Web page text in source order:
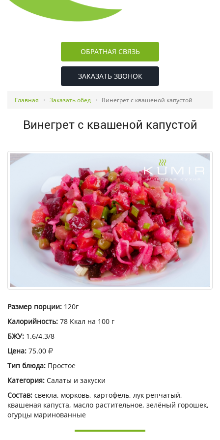
ОБРАТНАЯ СВЯЗЬ
ЗАКАЗАТЬ ЗВОНОК
Главная Заказать обед Винегрет с квашеной капустой
Винегрет с квашеной капустой
Размер порции: 120г
Калорийность: 78 Ккал на 100 г
БЖУ: 1.6/4.3/8
Цена: 75.00
Тип блюда: Простое
Категория: Салаты и закуски
Состав: свекла, морковь, картофель, лук репчатый,
квашеная капуста, масло растительное, зелёный горошек,
огурцы маринованные